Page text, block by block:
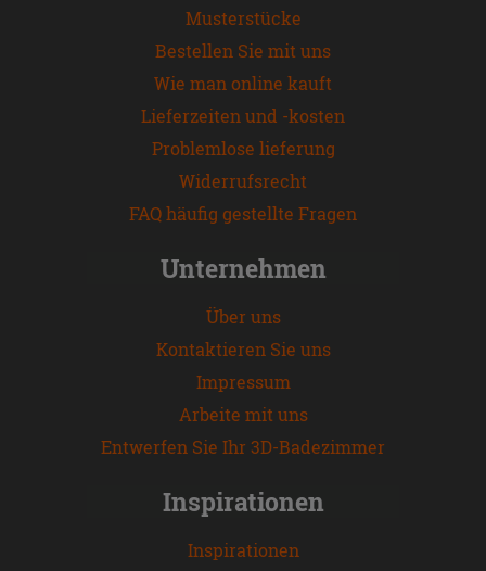
Musterstücke
Bestellen Sie mit uns
Wie man online kauft
Lieferzeiten und -kosten
Problemlose lieferung
Widerrufsrecht
FAQ häufig gestellte Fragen
Unternehmen
Über uns
Kontaktieren Sie uns
Impressum
Arbeite mit uns
Entwerfen Sie Ihr 3D-Badezimmer
Inspirationen
Inspirationen